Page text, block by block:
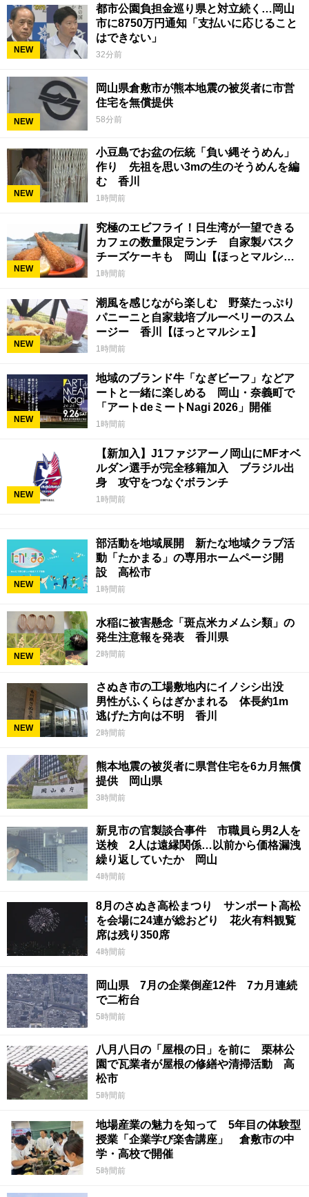
NEW
都市公園負担金巡り県と対立続く…岡山
市に8750万円通知「支払いに応じること
はできない」
32分前
NEW
岡山県倉敷市が熊本地震の被災者に市営
住宅を無償提供
58分前
NEW
小豆島でお盆の伝統「負い縄そうめん」
作り 先祖を思い3mの生のそうめんを編
む 香川
1時間前
NEW
究極のエビフライ！日生湾が一望できる
カフェの数量限定ランチ 自家製バスク
チーズケーキも 岡山【ほっとマルシ
ェ】
1時間前
NEW
潮風を感じながら楽しむ 野菜たっぷり
パニーニと自家栽培ブルーベリーのスム
ージー 香川【ほっとマルシェ】
1時間前
NEW
地域のブランド牛「なぎビーフ」などア
ートと一緒に楽しめる 岡山・奈義町で
「アートdeミートNagi 2026」開催
1時間前
NEW
【新加入】J1ファジアーノ岡山にMFオベ
ルダン選手が完全移籍加入 ブラジル出
身 攻守をつなぐボランチ
1時間前
NEW
部活動を地域展開 新たな地域クラブ活
動「たかまる」の専用ホームページ開
設 高松市
1時間前
NEW
水稲に被害懸念「斑点米カメムシ類」の
発生注意報を発表 香川県
2時間前
NEW
さぬき市の工場敷地内にイノシシ出没
男性がふくらはぎかまれる 体長約1m
逃げた方向は不明 香川
2時間前
熊本地震の被災者に県営住宅を6カ月無償
提供 岡山県
3時間前
新見市の官製談合事件 市職員ら男2人を
送検 2人は遠縁関係…以前から価格漏洩
繰り返していたか 岡山
4時間前
8月のさぬき高松まつり サンポート高松
を会場に24連が総おどり 花火有料観覧
席は残り350席
4時間前
岡山県 7月の企業倒産12件 7カ月連続
で二桁台
5時間前
八月八日の「屋根の日」を前に 栗林公
園で瓦業者が屋根の修繕や清掃活動 高
松市
5時間前
地場産業の魅力を知って 5年目の体験型
授業「企業学び楽舎講座」 倉敷市の中
学・高校で開催
5時間前